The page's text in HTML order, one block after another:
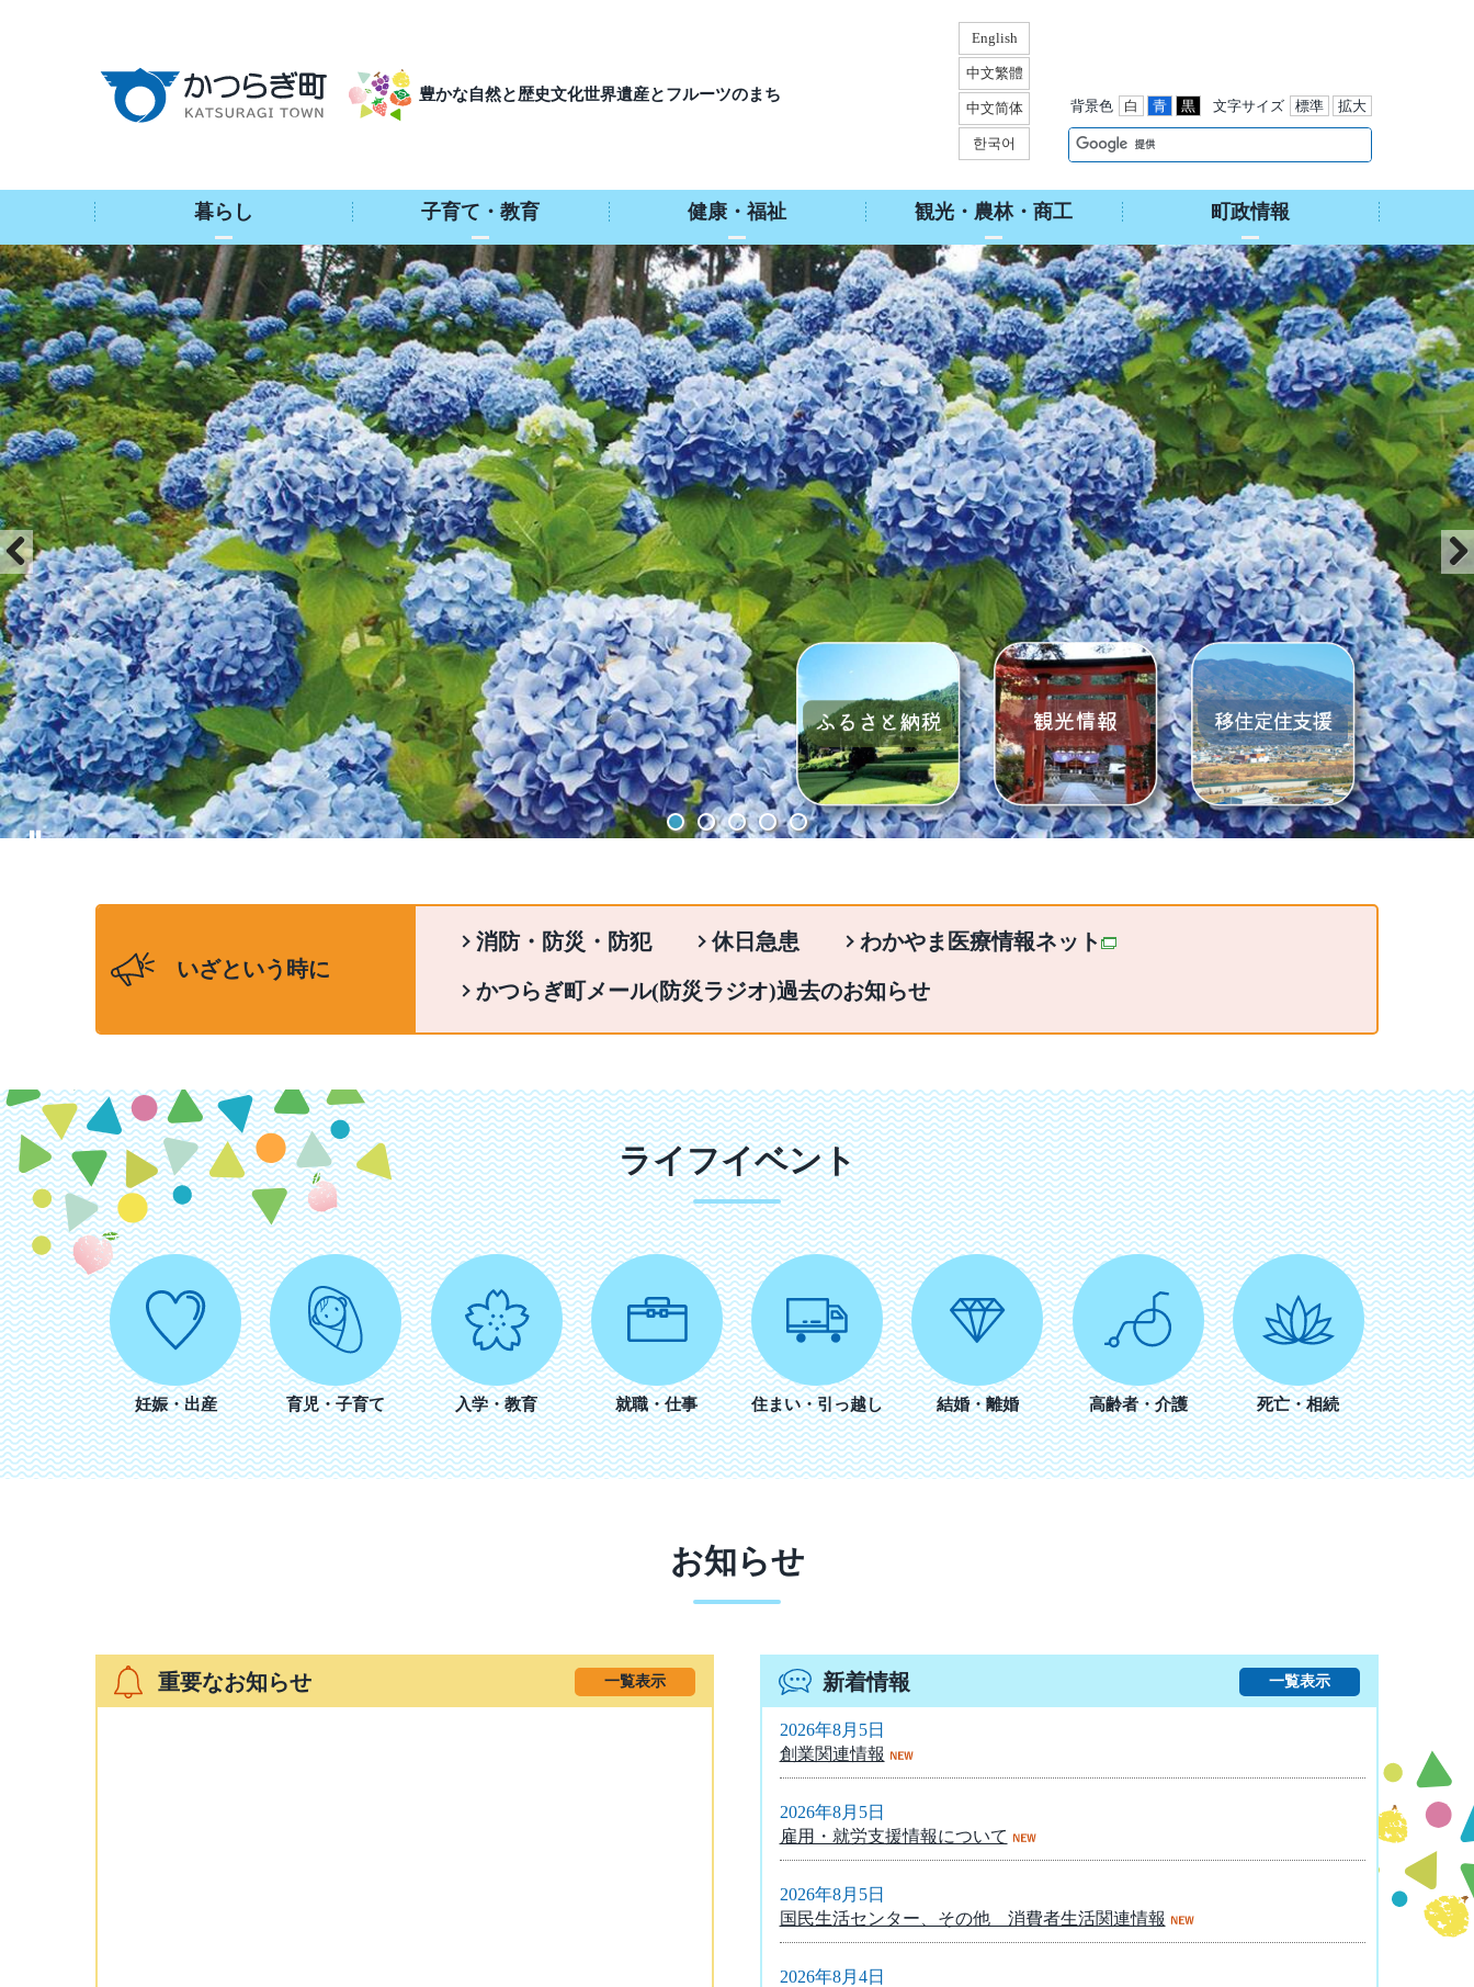
豊かな自然と歴史文化世界遺産とフルーツのまち
English
中文繁體
中文简体
한국어
背景色 白 青 黒 文字サイズ 標準 拡大
暮らし 子育て・教育 健康・福祉 観光・農林・商工 町政情報
Previous
いざという時に
消防・防災・防犯 休日急患 わかやま医療情報ネット
かつらぎ町メール(防災ラジオ)過去のお知らせ
ライフイベント
妊娠・出産 育児・子育て 入学・教育 就職・仕事 住まい・引っ越し 結婚・離婚 高齢者・介護 死亡・相続
お知らせ
重要なお知らせ 一覧表示 新着情報 一覧表示
2026年8月5日
創業関連情報
2026年8月5日
雇用・就労支援情報について
2026年8月5日
国民生活センター、その他 消費者生活関連情報
2026年8月4日